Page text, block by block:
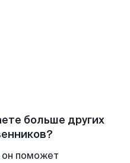
больше других
поможет